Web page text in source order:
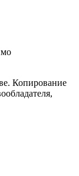
Копирование